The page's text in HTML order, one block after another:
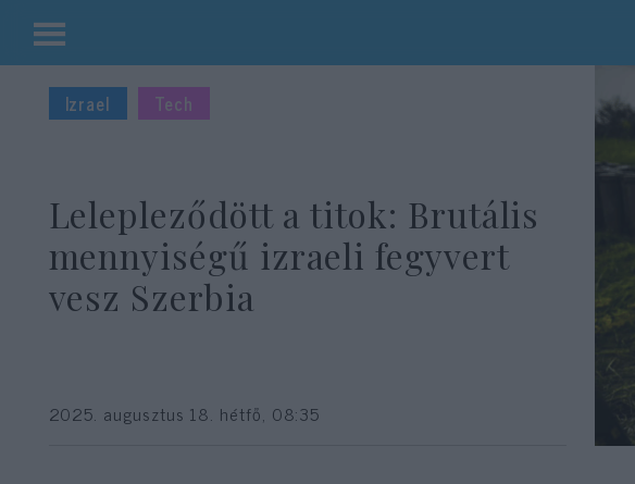
Kilépés
tartalomba
Izrael Tech
Lelepleződött a titok: Brutális
mennyiségű izraeli fegyvert
vesz Szerbia
2025. augusztus 18. hétfő, 08:35